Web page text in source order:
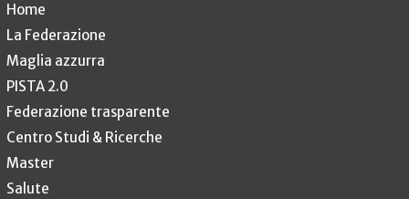
Home
La Federazione
Maglia azzurra
PISTA 2.0
Federazione trasparente
Centro Studi & Ricerche
Master
Salute